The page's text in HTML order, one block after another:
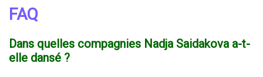
FAQ
Dans quelles compagnies Nadja Saidakova a-t-
elle dansé ?